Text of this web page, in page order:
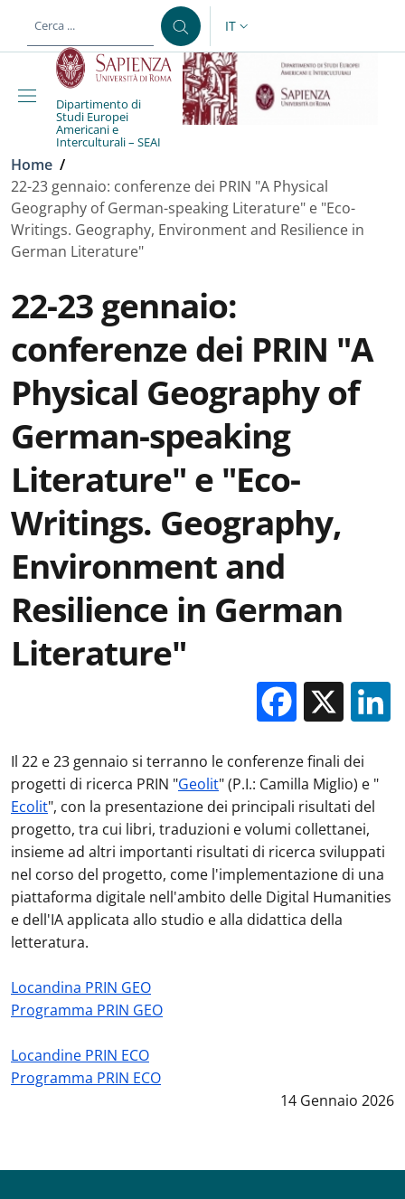
al contenuto principale
SELETTORE LINGUA:
IT
Dipartimento di
Studi Europei
Americani e
Interculturali – SEAI
Briciole di pane
Home /
22-23 gennaio: conferenze dei PRIN "A Physical
Geography of German-speaking Literature" e "Eco-
Writings. Geography, Environment and Resilience in
German Literature"
22-23 gennaio:
conferenze dei PRIN "A
Physical Geography of
German-speaking
Literature" e "Eco-
Writings. Geography,
Environment and
Resilience in German
Literature"
X
Il 22 e 23 gennaio si terranno le conferenze finali dei
progetti di ricerca PRIN "Geolit" (P.I.: Camilla Miglio) e "
Ecolit", con la presentazione dei principali risultati del
progetto, tra cui libri, traduzioni e volumi collettanei,
insieme ad altri importanti risultati di ricerca sviluppati
nel corso del progetto, come l'implementazione di una
piattaforma digitale nell'ambito delle Digital Humanities
e dell'IA applicata allo studio e alla didattica della
letteratura.
Locandina PRIN GEO
Programma PRIN GEO
Locandine PRIN ECO
Programma PRIN ECO
Data notizia:
14 Gennaio 2026